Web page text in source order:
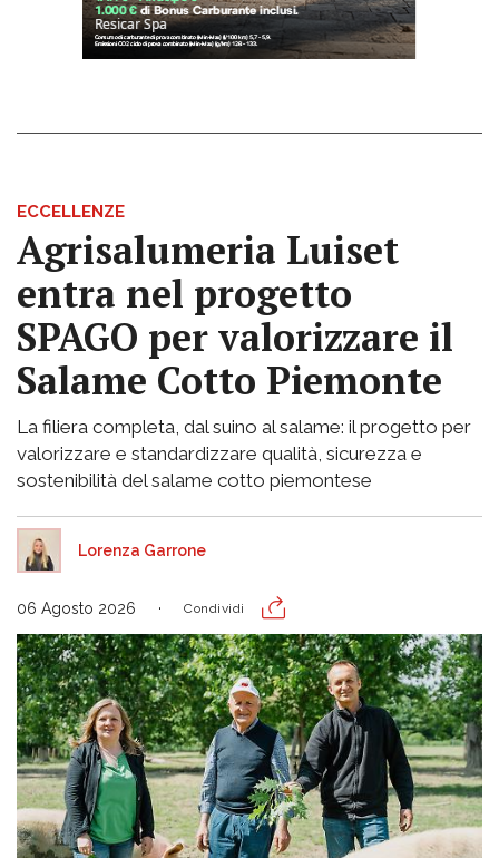
ECCELLENZE
Agrisalumeria Luiset
entra nel progetto
SPAGO per valorizzare il
Salame Cotto Piemonte
La filiera completa, dal suino al salame: il progetto per
valorizzare e standardizzare qualità, sicurezza e
sostenibilità del salame cotto piemontese
Lorenza Garrone
06 Agosto 2026 Condividi